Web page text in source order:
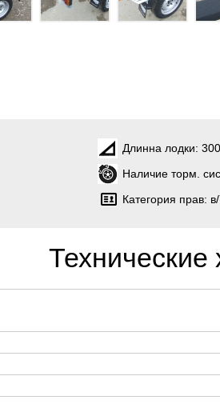
Длинна лодки:
Наличие торм.
Категория прав:
Технические